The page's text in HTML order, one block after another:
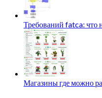
Требований fatca: что
Магазины где можно